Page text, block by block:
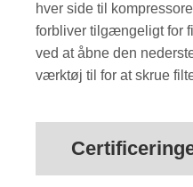
hver side til
forbliver tilgængeligt for
ved at åbne den
værktøj til for at skrue